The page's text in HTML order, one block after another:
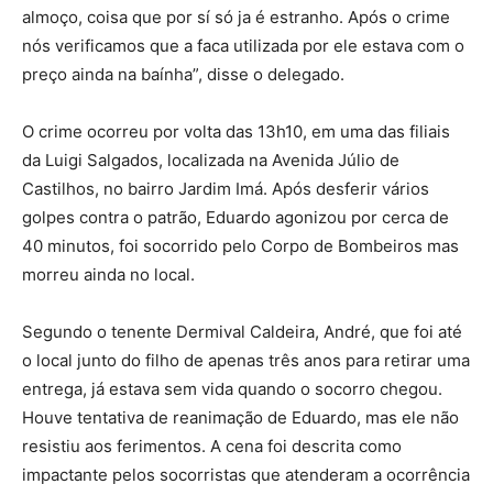
almoço, coisa que por sí só ja é estranho. Após o crime
nós verificamos que a faca utilizada por ele estava com o
preço ainda na baínha”, disse o delegado.
O crime ocorreu por volta das 13h10, em uma das filiais
da Luigi Salgados, localizada na Avenida Júlio de
Castilhos, no bairro Jardim Imá. Após desferir vários
golpes contra o patrão, Eduardo agonizou por cerca de
40 minutos, foi socorrido pelo Corpo de Bombeiros mas
morreu ainda no local.
Segundo o tenente Dermival Caldeira, André, que foi até
o local junto do filho de apenas três anos para retirar uma
entrega, já estava sem vida quando o socorro chegou.
Houve tentativa de reanimação de Eduardo, mas ele não
resistiu aos ferimentos. A cena foi descrita como
impactante pelos socorristas que atenderam a ocorrência